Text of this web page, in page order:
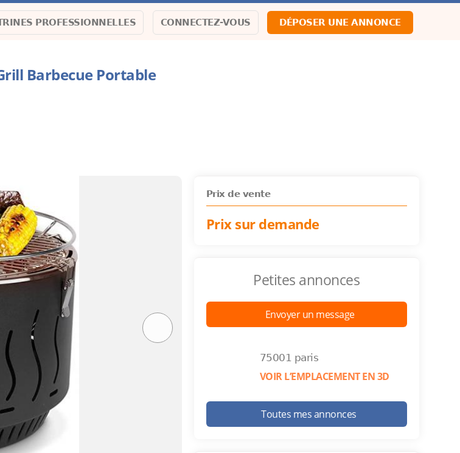
PROFESSIONNELLES CONNECTEZ-VOUS DÉPOSER UNE ANNONCE
Barbecue Portable
Prix de vente
Prix sur demande
Petites annonces
Envoyer un message
75001 paris
VOIR L’EMPLACEMENT EN 3D
Toutes mes annonces